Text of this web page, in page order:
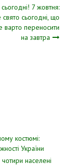
сьогодні! 7 жовтня:
сьогодні, що
варто переносити
на завтра
костюмі:
України
наcелені